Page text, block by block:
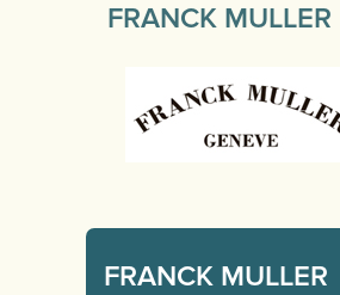
FRANCK MULLER
FRANCK MULLER